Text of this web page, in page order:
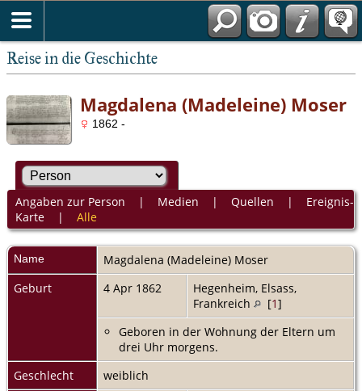
Reise in die Geschichte
Magdalena (Madeleine) Moser
1862 -
Angaben zur Person | Medien | Quellen | Ereignis-
Karte| Alle
Name Magdalena (Madeleine) Moser
Geburt
4 Apr 1862
Hegenheim, Elsass,
Frankreich
[1]
Geboren in der Wohnung der Eltern um
drei Uhr morgens.
Geschlecht
weiblich